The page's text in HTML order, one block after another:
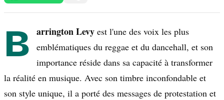
B arrington Levy est l'une des voix les plus
emblématiques du reggae et du dancehall, et son
importance réside dans sa capacité à transformer
la réalité en musique. Avec son timbre inconfondable et
son style unique, il a porté des messages de protestation et